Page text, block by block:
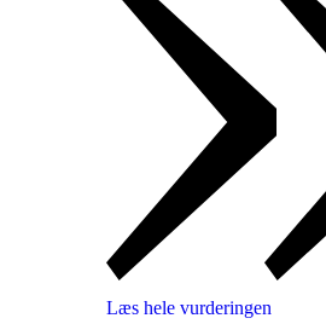
Læs hele vurderingen